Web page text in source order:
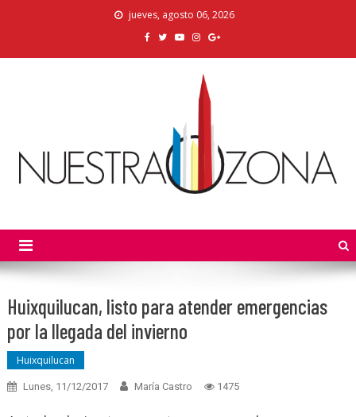
jueves, agosto 06, 2026
Huixquilucan, listo para atender emergencias
por la llegada del invierno
Huixquilucan
Lunes, 11/12/2017 María Castro 1475